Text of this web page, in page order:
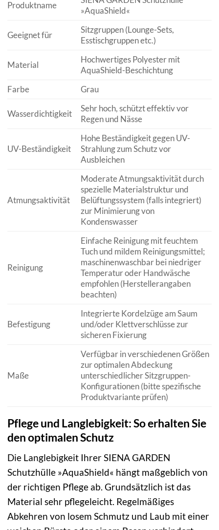
Produktname
»AquaShield«
Geeignet für
Sitzgruppen (Lounge-Sets,
Esstischgruppen etc.)
Material
Hochwertiges Polyester mit
AquaShield-Beschichtung
Farbe
Grau
Wasserdichtigkeit
Sehr hoch, schützt effektiv vor
Regen und Nässe
UV-Beständigkeit
Hohe Beständigkeit gegen UV-
Strahlung zum Schutz vor
Ausbleichen
Atmungsaktivität
Moderate Atmungsaktivität durch
spezielle Materialstruktur und
Belüftungssystem (falls integriert)
zur Minimierung von
Kondenswasser
Reinigung
Einfache Reinigung mit feuchtem
Tuch und mildem Reinigungsmittel;
maschinenwaschbar bei niedriger
Temperatur oder Handwäsche
empfohlen (Herstellerangaben
beachten)
Befestigung
Integrierte Kordelzüge am Saum
und/oder Klettverschlüsse zur
sicheren Fixierung
Maße
Verfügbar in verschiedenen Größen
zur optimalen Abdeckung
unterschiedlicher Sitzgruppen-
Konfigurationen (bitte spezifische
Produktvariante prüfen)
Pflege und Langlebigkeit: So erhalten Sie
den optimalen Schutz
Die Langlebigkeit Ihrer SIENA GARDEN
Schutzhülle »AquaShield« hängt maßgeblich von
der richtigen Pflege ab. Grundsätzlich ist das
Material sehr pflegeleicht. Regelmäßiges
Abkehren von losem Schmutz und Laub mit einer